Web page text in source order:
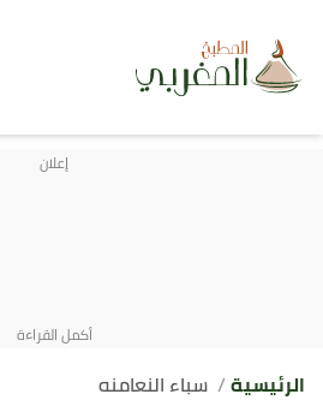
الرئيسية سباء النعامنه